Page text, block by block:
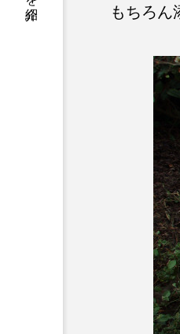
もちろん